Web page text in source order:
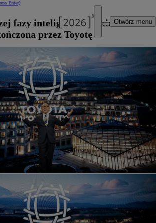
Enter)
Otwórz menu
fazy inteligentnego miasta
przez Toyotę